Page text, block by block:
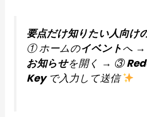
要点だけ知りたい人向け
① ホームのイベントへ
お知らせを開く → ③
Keyで入力して送信